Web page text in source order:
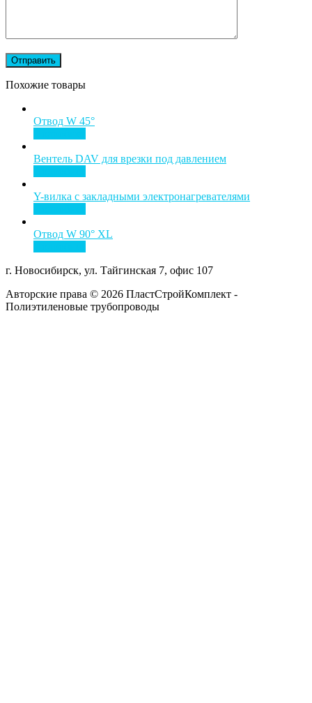
Похожие товары
Отвод W 45°
Вентель DAV для врезки под давлением
Y-вилка с закладными электронагревателями
Отвод W 90° XL
г. Новосибирск, ул. Тайгинская 7, офис 107
Авторские права © 2026 ПластСтройКомплект -
Полиэтиленовые трубопроводы